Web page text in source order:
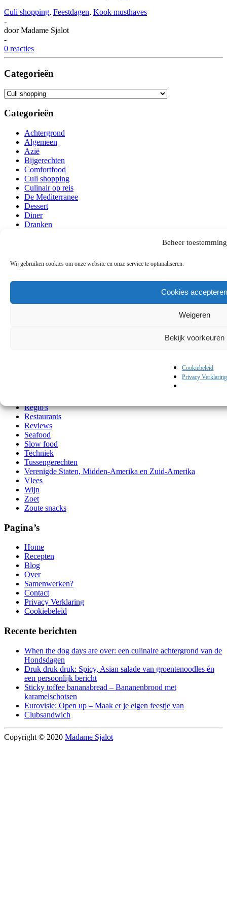
Beheer toestemming
Wij gebruiken cookies om onze website en onze service te optimaliseren.
Cookies
Weigeren
Bekijk voorkeuren
Cookiebeleid
Privacy Verklaring
Culi shopping, Feestdagen, Kook musthaves
-
doorMadame Sjalot
-
0 reacties
Categorieën
Categorieën
Categorieën
Achtergrond
Algemeen
Azië
Bijgerechten
Comfortfood
Culi shopping
Culinair op reis
De Mediterranee
Dessert
Diner
Dranken
Feestdagen
Gevogelte
Het Midden-Oosten en Noord-Afrika
Regio's
Restaurants
Reviews
Seafood
Slow food
Techniek
Tussengerechten
Verenigde Staten, Midden-Amerika en Zuid-Amerika
Vlees
Wijn
Zoet
Zoute snacks
Pagina’s
Home
Recepten
Blog
Over
Samenwerken?
Contact
Privacy Verklaring
Cookiebeleid
Recente berichten
When the dog days are over: een culinaire achtergrond van de
Hondsdagen
Druk druk druk: Spicy, Asian salade van groentenoodles én
een persoonlijk bericht
Sticky toffee bananabread – Bananenbrood met
karamelschotsen
Eurovisie: Open up – Maak er je eigen feestje van
Clubsandwich
Copyright © 2020 Madame Sjalot